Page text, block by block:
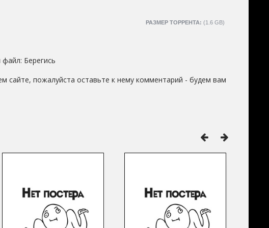
РАЗМЕР ТОРРЕНТА: (1.6 GB)
файл: Берегись
сайте, пожалуйста оставьте к нему комментарий - будем вам